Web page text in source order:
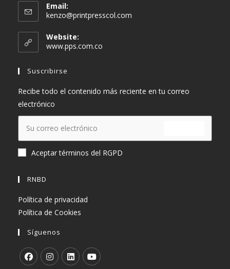
Email:
kenzo@printpresscol.com
Website:
www.pps.com.co
Suscribirse
Recibe todo el contenido más reciente en tu correo
electrónico
Aceptar términos del RGPD
RNBD
Política de privacidad
Política de Cookies
Síguenos